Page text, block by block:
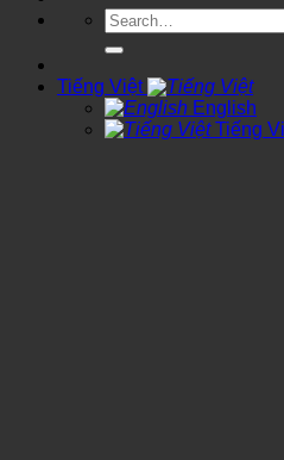
Search
for:
Tiếng Việt
English
Tiếng